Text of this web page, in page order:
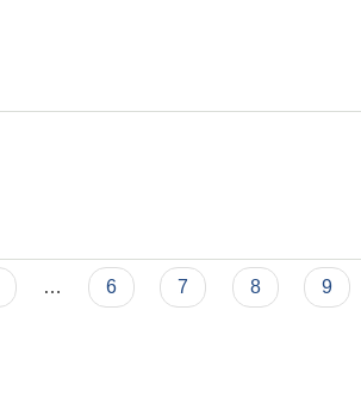
… 6 7 8 9